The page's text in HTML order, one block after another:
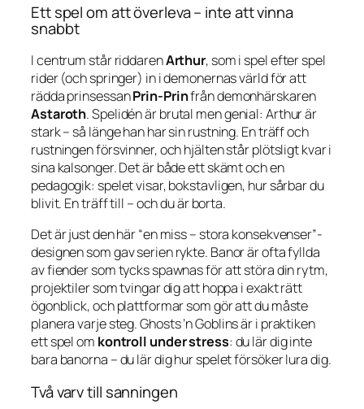
Ett spel om att överleva – inte att vinna
snabbt
I centrum står riddarenArthur, som i spel efter spel
rider (och springer) in i demonernas värld för att
rädda prinsessanPrin-Prinfrån demonhärskaren
Astaroth. Spelidén är brutal men genial: Arthur är
stark – så länge han har sin rustning. En träff och
rustningen försvinner, och hjälten står plötsligt kvar i
sina kalsonger. Det är både ett skämt och en
pedagogik: spelet visar, bokstavligen, hur sårbar du
blivit. En träff till – och du är borta.
Det är just den här “en miss – stora konsekvenser”-
designen som gav serien rykte. Banor är ofta fyllda
av fiender som tycks spawnas för att störa din rytm,
projektiler som tvingar dig att hoppa i exakt rätt
ögonblick, och plattformar som gör att du måste
planera varje steg.Ghosts ’n Goblinsär i praktiken
ett spel om kontroll under stress: du lär dig inte
bara banorna – du lär dig hur spelet försöker lura dig.
Två varv till sanningen